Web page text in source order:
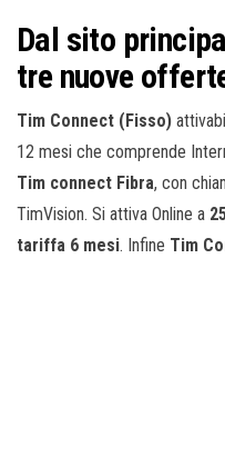
Dal sito
tre nuove
Tim Connect (Fisso)
12 mesi che comprende
Tim connect Fibra, con
TimVision. Si attiva Online a
tariffa 6 mesi. Infine Tim